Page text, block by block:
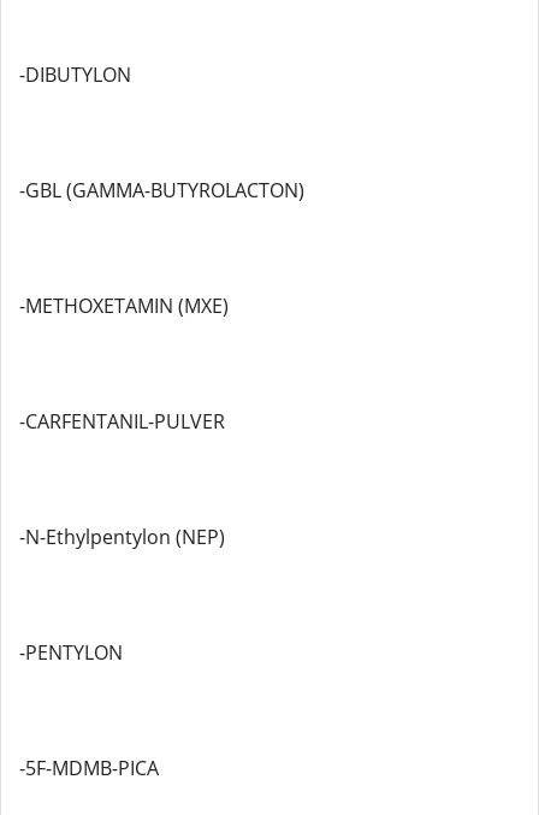
-DIBUTYLON
-GBL (GAMMA-BUTYROLACTON)
-METHOXETAMIN (MXE)
-CARFENTANIL-PULVER
-N-Ethylpentylon (NEP)
-PENTYLON
-5F-MDMB-PICA